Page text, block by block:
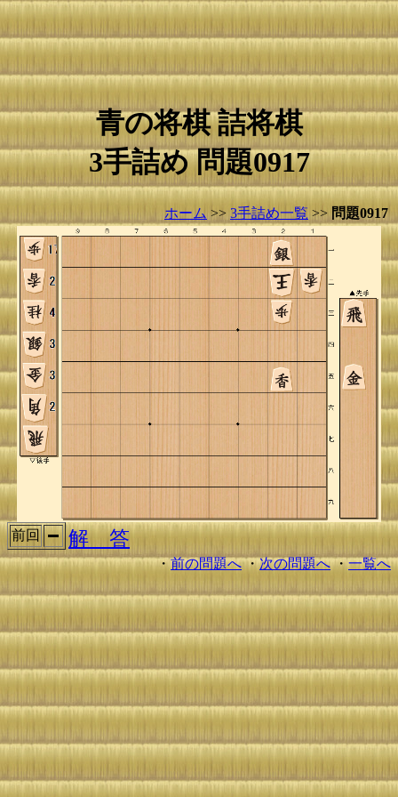
青の将棋 詰将棋
3手詰め 問題0917
ホーム >> 3手詰め一覧 >> 問題0917
前回 解 答
・前の問題へ・次の問題へ・一覧へ